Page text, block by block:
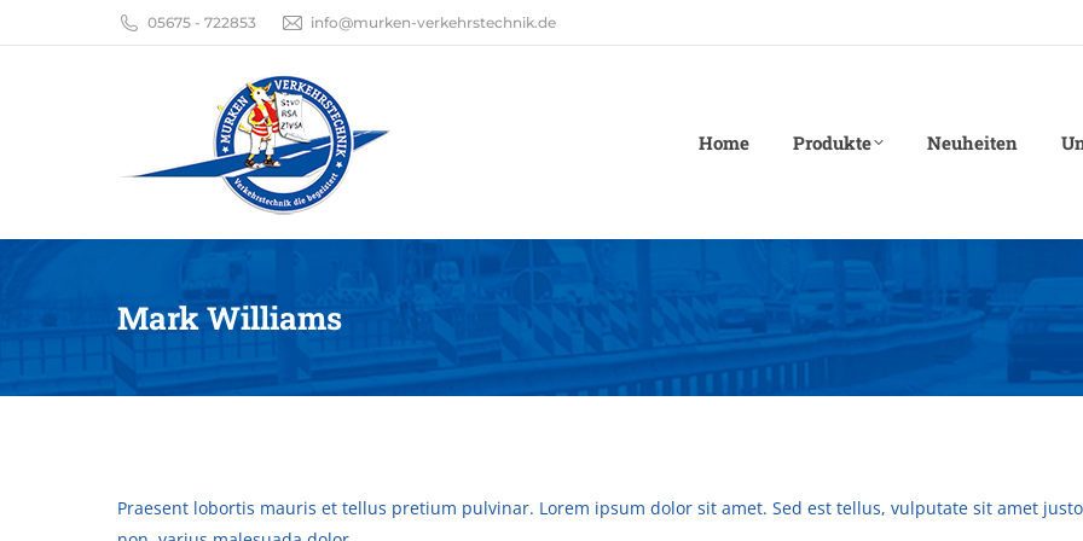
05675 - 722853 info@murken-verkehrstechnik.de
Home Produkte Neuheiten
Mark Williams
Praesent lobortis mauris et tellus pretium pulvinar. Lorem ipsum dolor sit amet. Sed est tellus, vulputate sit amet justo